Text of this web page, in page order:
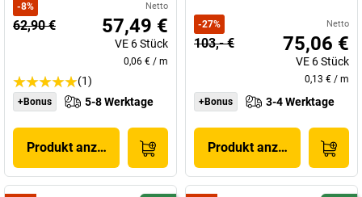
-8% Netto
62,90 € 57,49 €
VE 6Stück
0,06 € / m
(1)
+Bonus 5-8 Werktage
Produkt anzeigen
-27% Netto
103,- € 75,06 €
VE 6Stück
0,13 € / m
+Bonus
3-4 Werktage
Produkt anzeigen